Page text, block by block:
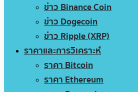
ข่าว Binance Coin
ข่าว Dogecoin
ข่าว Ripple (XRP)
ราคาและการวิเคราะห์
ราคา Bitcoin
ราคา Ethereum